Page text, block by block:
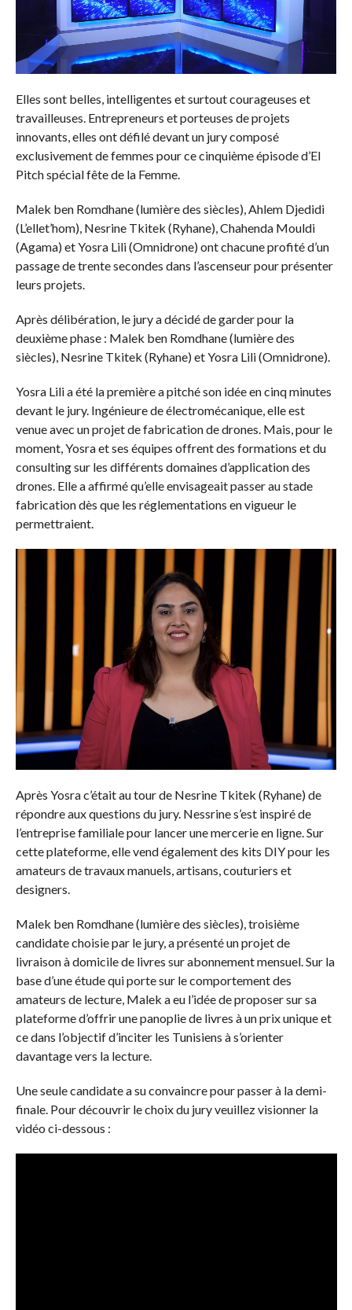
Elles sont belles, intelligentes et surtout courageuses et
travailleuses. Entrepreneurs et porteuses de projets
innovants, elles ont défilé devant un jury composé
exclusivement de femmes pour ce cinquième épisode d’El
Pitch spécial fête de la Femme.
Malek ben Romdhane (lumière des siècles), Ahlem Djedidi
(L’ellet’hom), Nesrine Tkitek (Ryhane), Chahenda Mouldi
(Agama) et Yosra Lili (Omnidrone) ont chacune profité d’un
passage de trente secondes dans l’ascenseur pour présenter
leurs projets.
Après délibération, le jury a décidé de garder pour la
deuxième phase : Malek ben Romdhane (lumière des
siècles), Nesrine Tkitek (Ryhane) et Yosra Lili (Omnidrone).
Yosra Lili a été la première a pitché son idée en cinq minutes
devant le jury. Ingénieure de électromécanique, elle est
venue avec un projet de fabrication de drones. Mais, pour le
moment, Yosra et ses équipes offrent des formations et du
consulting sur les différents domaines d’application des
drones. Elle a affirmé qu’elle envisageait passer au stade
fabrication dès que les réglementations en vigueur le
permettraient.
Après Yosra c’était au tour de Nesrine Tkitek (Ryhane) de
répondre aux questions du jury. Nessrine s’est inspiré de
l’entreprise familiale pour lancer une mercerie en ligne. Sur
cette plateforme, elle vend également des kits DIY pour les
amateurs de travaux manuels, artisans, couturiers et
designers.
Malek ben Romdhane (lumière des siècles), troisième
candidate choisie par le jury, a présenté un projet de
livraison à domicile de livres sur abonnement mensuel. Sur la
base d’une étude qui porte sur le comportement des
amateurs de lecture, Malek a eu l’idée de proposer sur sa
plateforme d’offrir une panoplie de livres à un prix unique et
ce dans l’objectif d’inciter les Tunisiens à s’orienter
davantage vers la lecture.
Une seule candidate a su convaincre pour passer à la demi-
finale. Pour découvrir le choix du jury veuillez visionner la
vidéo ci-dessous :